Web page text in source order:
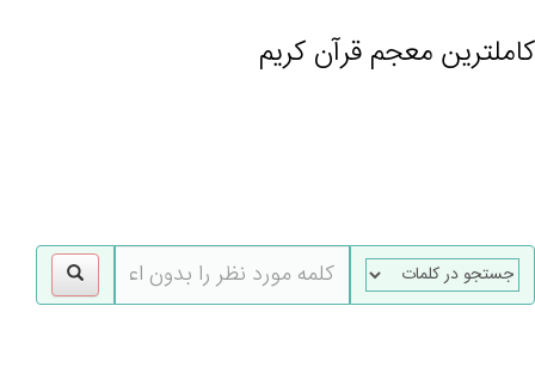
کاملترین معجم قرآن کریم